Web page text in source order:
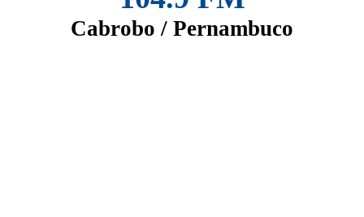
Cabrobo / Pernambuco